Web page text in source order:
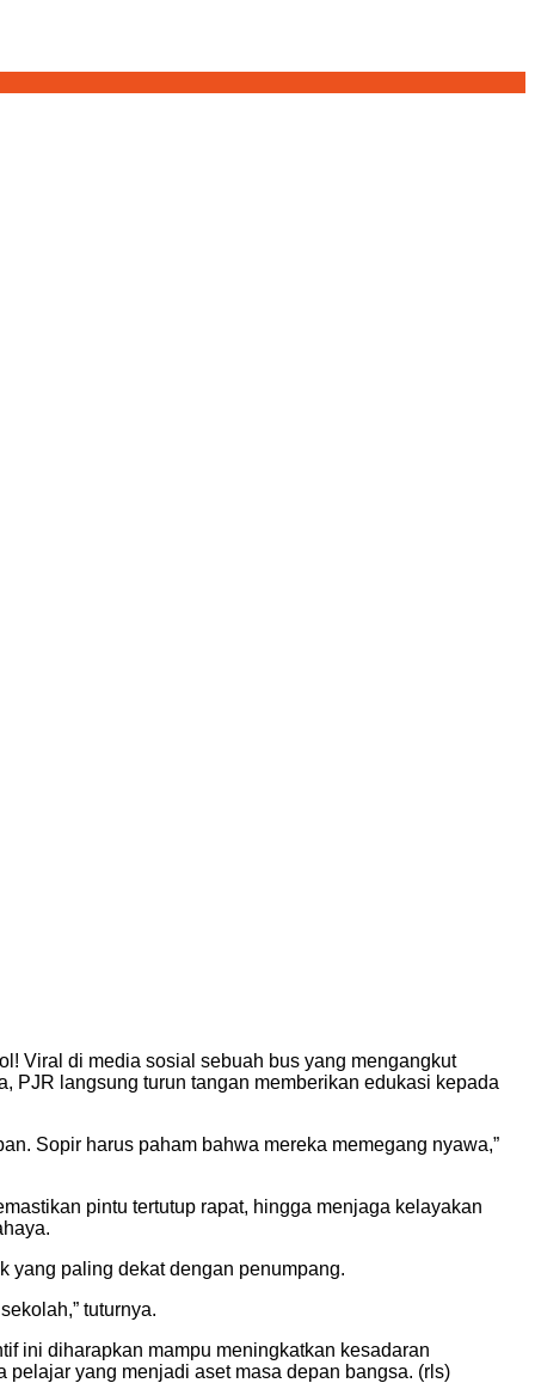
Viral di media sosial sebuah bus yang mengangkut
PJR langsung turun tangan memberikan edukasi kepada
Sopir harus paham bahwa mereka memegang nyawa,”
pintu tertutup rapat, hingga menjaga kelayakan
yang paling dekat dengan penumpang.
tuturnya.
ini diharapkan mampu meningkatkan kesadaran
yang menjadi aset masa depan bangsa. (rls)